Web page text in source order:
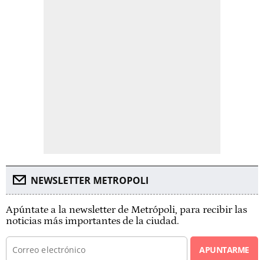
NEWSLETTER METROPOLI
Apúntate a la newsletter de Metrópoli, para recibir las
noticias más importantes de la ciudad.
APUNTARME